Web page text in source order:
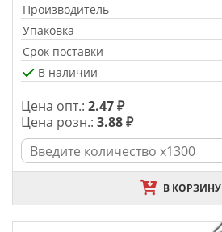
Производитель
Упаковка
Срок поставки
В наличии
Цена опт.: 2.47 ₽
Цена розн.: 3.88 ₽
В КОРЗИНУ